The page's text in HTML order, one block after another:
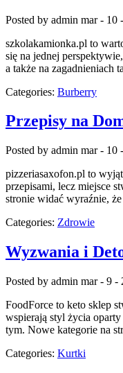
Posted by admin mar - 10
szkolakamionka.pl to
się na jednej
a także na zagadnieniach
Categories: Burberry
Przepisy na
Posted by admin mar - 10
pizzeriasaxofon.pl to
przepisami, lecz miejsce
stronie widać wyraźnie,
Categories: Zdrowie
Wyzwania i
Posted by admin mar - 9 -
FoodForce to keto sklep
wspierają styl życia oparty
tym. Nowe kategorie na
Categories: Kurtki